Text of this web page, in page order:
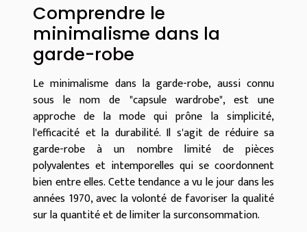
Comprendre le
minimalisme dans la
garde-robe
Le minimalisme dans la garde-robe, aussi connu
sous le nom de "capsule wardrobe", est une
approche de la mode qui prône la simplicité,
l'efficacité et la durabilité. Il s'agit de réduire sa
garde-robe à un nombre limité de pièces
polyvalentes et intemporelles qui se coordonnent
bien entre elles. Cette tendance a vu le jour dans les
années 1970, avec la volonté de favoriser la qualité
sur la quantité et de limiter la surconsommation.